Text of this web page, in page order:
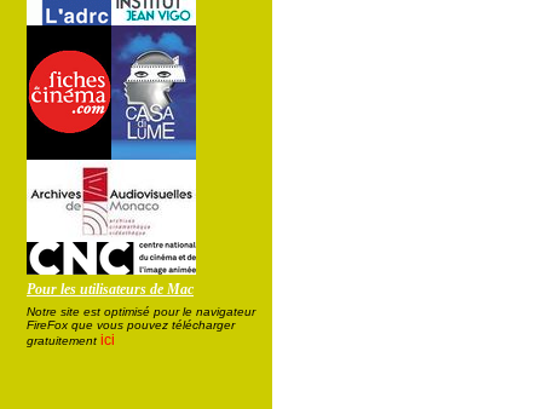
Pour les utilisateurs de Mac
Notre site est optimisé pour le navigateur
FireFox que vous pouvez télécharger
gratuitement ici